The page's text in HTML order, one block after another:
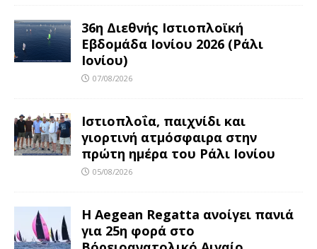
36η Διεθνής Ιστιοπλοϊκή
Εβδομάδα Ιονίου 2026 (Ράλι
Ιονίου)
07/08/2026
Ιστιοπλοΐα, παιχνίδι και
γιορτινή ατμόσφαιρα στην
πρώτη ημέρα του Ράλι Ιονίου
05/08/2026
Η Aegean Regatta ανοίγει πανιά
για 25η φορά στο